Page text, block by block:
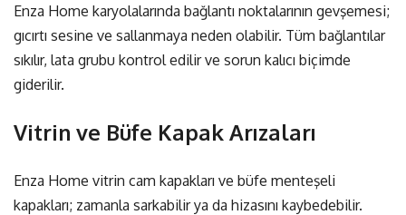
Enza Home karyolalarında bağlantı noktalarının gevşemesi;
gıcırtı sesine ve sallanmaya neden olabilir. Tüm bağlantılar
sıkılır, lata grubu kontrol edilir ve sorun kalıcı biçimde
giderilir.
Vitrin ve Büfe Kapak Arızaları
Enza Home vitrin cam kapakları ve büfe menteşeli
kapakları; zamanla sarkabilir ya da hizasını kaybedebilir.